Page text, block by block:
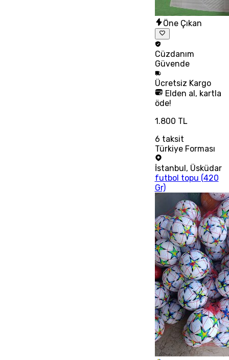
Öne Çıkan
Cüzdanım
Güvende
Ücretsiz Kargo
Elden al, kartla
öde!
1.800 TL
6 taksit
Türkiye Forması
İstanbul , Üsküdar
futbol topu (420
Gr)